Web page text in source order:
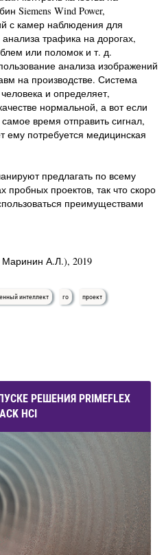
Siemens Wind Power,
с камер наблюдения для
трафика на дорогах,
или поломок и т. д.
анализа изображений
на производстве. Система
и определяет,
нормальной, а вот если
время отправить сигнал,
ему потребуется медицинская
предлагать по всему
пробных проектов, так что скоро
преимуществами
А.Л.), 2019
интеллект го проект
РЕШЕНИЯ PRIMEFLEX
HCI